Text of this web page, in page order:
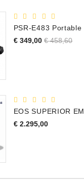
€ 349,00 Normale
€ 458,60Prijs
€ 2.295,00Prijs